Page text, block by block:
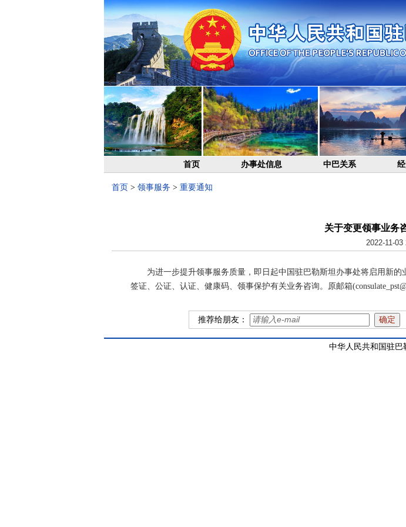
首页 办事处信息 中巴关系
首页 > 领事服务 > 重要通知
关于变更领事业务
2022-11-03
为进一步提升领事服务质量，即日起中国驻巴勒斯坦办事处将启用新的
签证、公证、认证、健康码、领事保护有关业务咨询。原邮箱
推荐给朋友：
中华人民共和国驻巴